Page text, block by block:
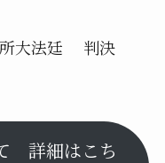
所大法廷 判決
詳細はこち